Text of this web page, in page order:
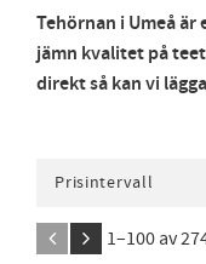
Tehörnan i Umeå
jämn kvalitet på
direkt så kan vi
Prisintervall
1–100 av